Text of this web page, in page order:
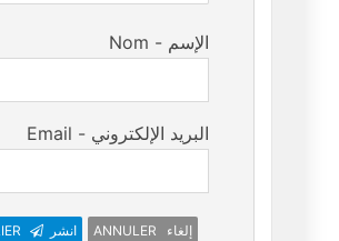
Nom - الإسم
Email - البريد الإلكتروني
انشر ANNULER إلغاء